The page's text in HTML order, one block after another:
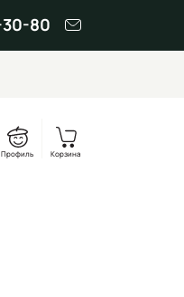
30-80
Профиль Корзина